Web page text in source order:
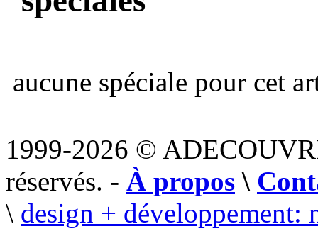
aucune spéciale pour cet
1999-2026 ©
réservés. - À propos \
\ design + développement: